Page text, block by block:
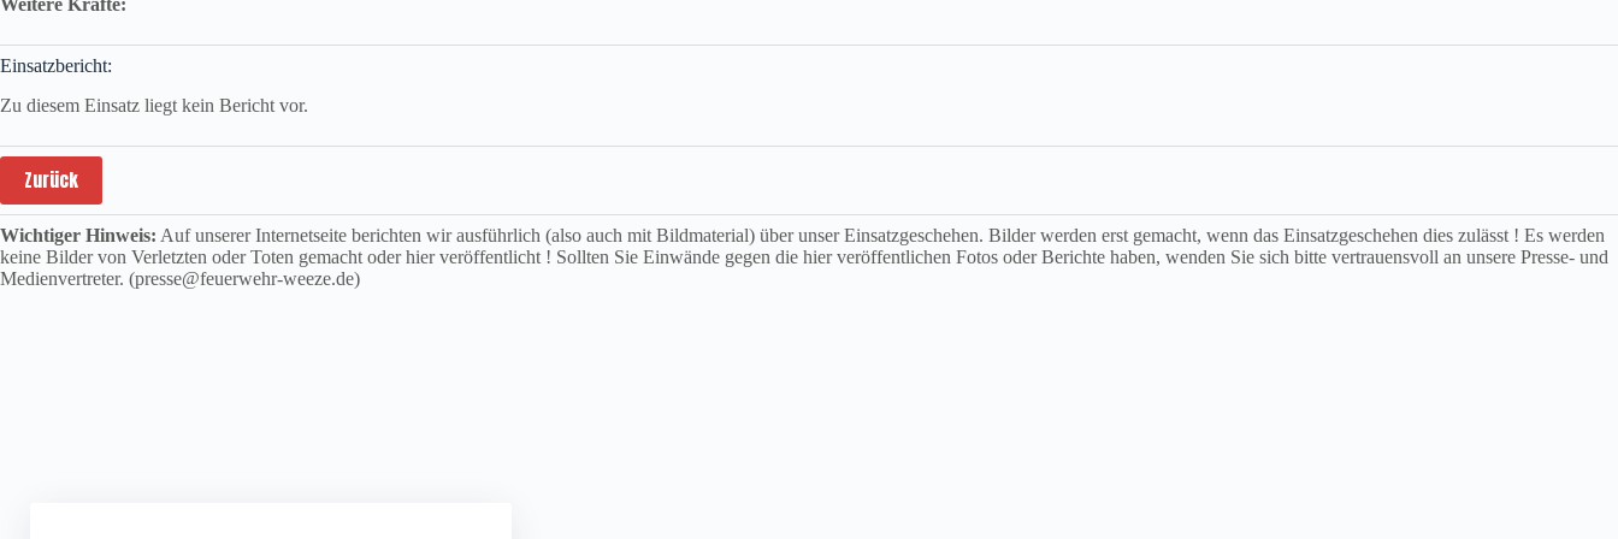
Weitere Kräfte:
Einsatzbericht:
Zu diesem Einsatz liegt kein Bericht vor.
Zurück
Wichtiger Hinweis: Auf unserer Internetseite berichten wir ausführlich (also auch mit Bildmaterial) über unser Einsatzgeschehen. Bilder werden erst gemacht, wenn das Einsatzgeschehen dies zulässt ! Es werden
keine Bilder von Verletzten oder Toten gemacht oder hier veröffentlicht ! Sollten Sie Einwände gegen die hier veröffentlichen Fotos oder Berichte haben, wenden Sie sich bitte vertrauensvoll an unsere Presse- und
Medienvertreter. (presse@feuerwehr-weeze.de)